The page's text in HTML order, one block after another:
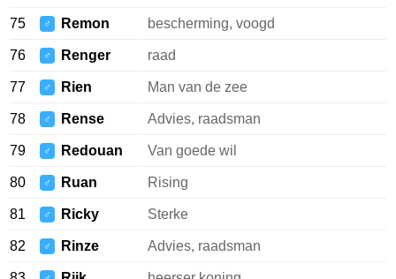
75 ♂ Remon bescherming, voogd
76 ♂ Renger raad
77 ♂ Rien Man van de zee
78 ♂ Rense Advies, raadsman
79 ♂ Redouan Van goede wil
80 ♂ Ruan Rising
81 ♂ Ricky Sterke
82 ♂ Rinze Advies, raadsman